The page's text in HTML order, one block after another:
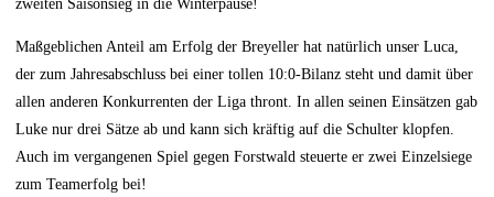
Maßgeblichen Anteil am Erfolg der Breyeller hat natürlich unser Luca,
der zum Jahresabschluss bei einer tollen 10:0-Bilanz steht und damit über
allen anderen Konkurrenten der Liga thront. In allen seinen Einsätzen gab
Luke nur drei Sätze ab und kann sich kräftig auf die Schulter klopfen.
Auch im vergangenen Spiel gegen Forstwald steuerte er zwei Einzelsiege
zum Teamerfolg bei!